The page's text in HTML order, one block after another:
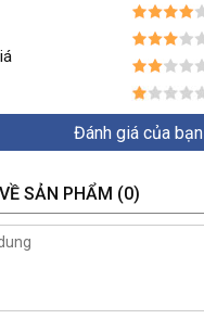
Đánh giá của bạn
SẢN PHẨM (0)